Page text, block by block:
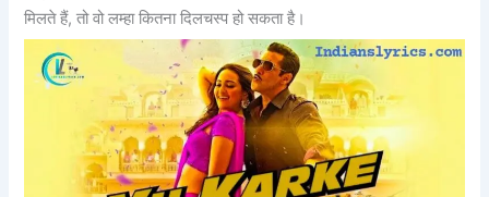
मिलते हैं, तो वो लम्हा कितना दिलचस्प हो सकता है।